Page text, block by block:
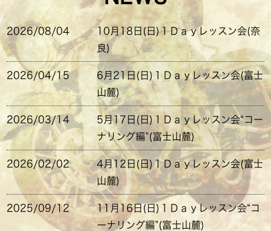
2026/08/04
10月18日(日)１Ｄａｙレッスン会(奈
良)
2026/04/15
6月21日(日)１Ｄａｙレッスン会(富士
山麓)
2026/03/14
5月17日(日)１Ｄａｙレッスン会“コー
ナリング編”(富士山麓)
2026/02/02
4月12日(日)１Ｄａｙレッスン会(富士
山麓)
2025/09/12
11月16日(日)１Ｄａｙレッスン会“コ
ーナリング編”(富士山麓)